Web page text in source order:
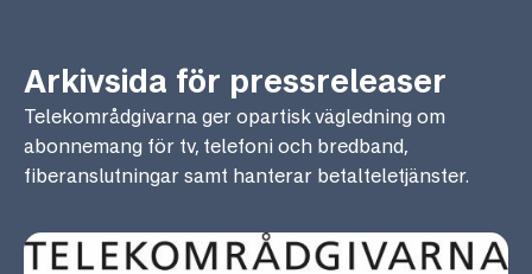
Arkivsida för pressreleaser
Telekområdgivarna ger opartisk vägledning om
abonnemang för tv, telefoni och bredband,
fiberanslutningar samt hanterar betalteletjänster.